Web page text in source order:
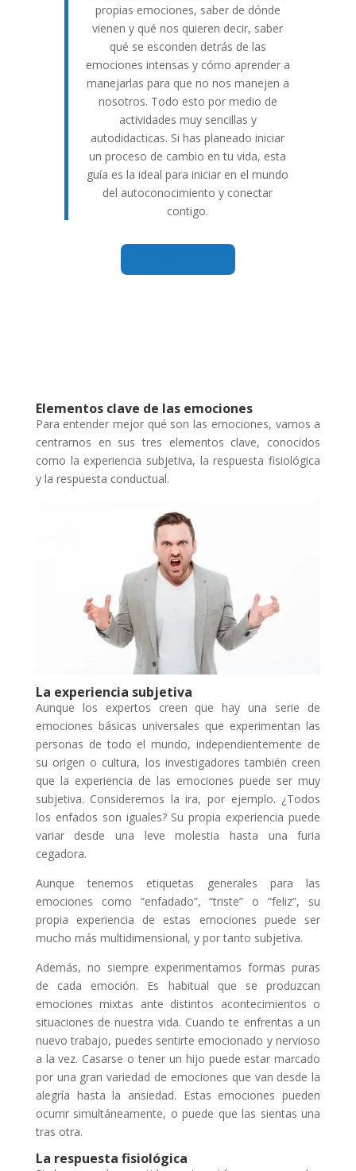
propias emociones, saber de dónde
vienen y qué nos quieren decir, saber
qué se esconden detrás de las
emociones intensas y cómo aprender a
manejarlas para que no nos manejen a
nosotros. Todo esto por medio de
actividades muy sencillas y
autodidacticas. Si has planeado iniciar
un proceso de cambio en tu vida, esta
guía es la ideal para iniciar en el mundo
del autoconocimiento y conectar
contigo.
Elementos clave de las emociones
Para entender mejor qué son las emociones, vamos a
centrarnos en sus tres elementos clave, conocidos
como la experiencia subjetiva, la respuesta fisiológica
y la respuesta conductual.
La experiencia subjetiva
Aunque los expertos creen que hay una serie de
emociones básicas universales que experimentan las
personas de todo el mundo, independientemente de
su origen o cultura, los investigadores también creen
que la experiencia de las emociones puede ser muy
subjetiva. Consideremos la ira, por ejemplo. ¿Todos
los enfados son iguales? Su propia experiencia puede
variar desde una leve molestia hasta una furia
cegadora.
Aunque tenemos etiquetas generales para las
emociones como “enfadado”, “triste” o “feliz”, su
propia experiencia de estas emociones puede ser
mucho más multidimensional, y por tanto subjetiva.
Además, no siempre experimentamos formas puras
de cada emoción. Es habitual que se produzcan
emociones mixtas ante distintos acontecimientos o
situaciones de nuestra vida. Cuando te enfrentas a un
nuevo trabajo, puedes sentirte emocionado y nervioso
a la vez. Casarse o tener un hijo puede estar marcado
por una gran variedad de emociones que van desde la
alegría hasta la ansiedad. Estas emociones pueden
ocurrir simultáneamente, o puede que las sientas una
tras otra.
La respuesta fisiológica